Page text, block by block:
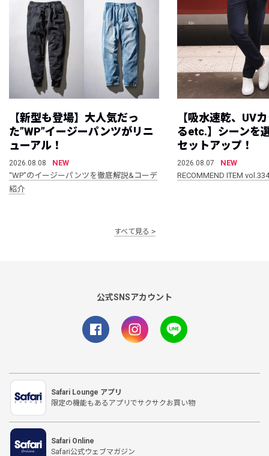
【新型も登場】大人気だっ
た”WP”イージーパンツがリニ
ューアル！
2026.08.08
NEW
“WP”のイージーパンツを徹底解説&コーデ
紹介
【吸水速乾、UV
るetc.】シーンを
セットアップ！
2026.08.07
NEW
RECOMMEND ITEM vol.334
すべて見る
公式SNSアカウント
Safari Lounge アプリ
限定の機能もあるアプリでサクサクお買い物
Safari Online
Safari公式ウェブマガジン